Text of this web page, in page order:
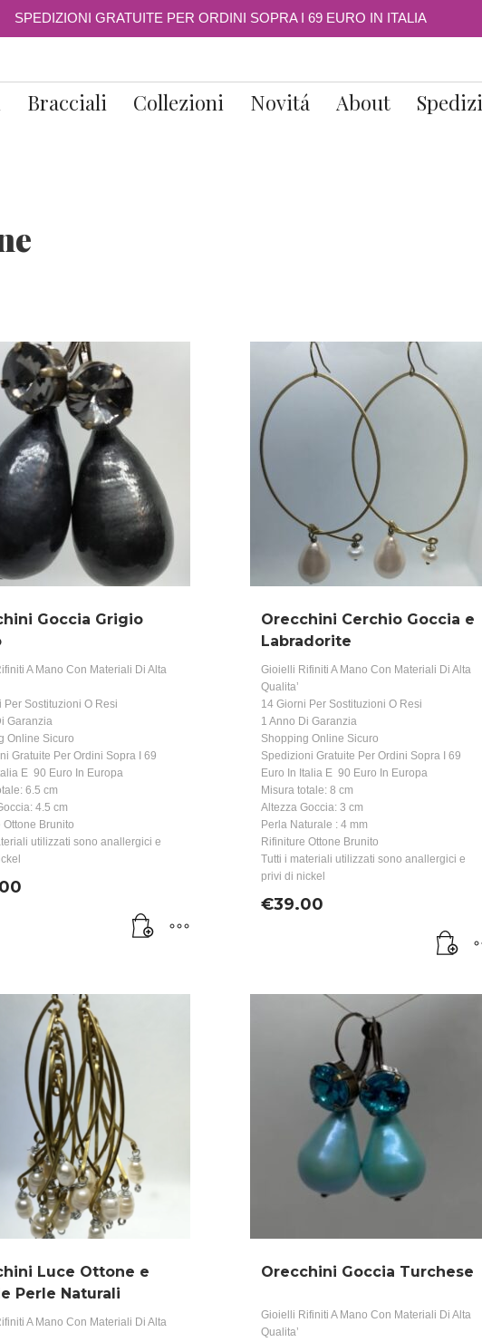
SPEDIZIONI GRATUITE PER ORDINI SOPRA I 69 EURO IN ITALIA
Bracciali Collezioni Novitá About
Goccia Grigio
A Mano Con Materiali Di Alta
Per Sostituzioni O Resi
Garanzia
Online Sicuro
Gratuite Per Ordini Sopra I 69
E 90 Euro In Europa
6.5 cm
4.5 cm
Ottone Brunito
utilizzati sono anallergici e
Orecchini Cerchio Goccia e
Labradorite
Gioielli Rifiniti A Mano Con Materiali Di Alta
Qualita’
14 Giorni Per Sostituzioni O Resi
1 Anno Di Garanzia
Shopping Online Sicuro
Spedizioni Gratuite Per Ordini Sopra I 69
Euro In Italia E 90 Euro In Europa
Misura totale: 8 cm
Altezza Goccia: 3 cm
Perla Naturale : 4 mm
Rifiniture Ottone Brunito
Tutti i materiali utilizzati sono anallergici e
privi di nickel
€39.00
Luce Ottone e
Perle Naturali
A Mano Con Materiali Di Alta
Orecchini Goccia Turchese
Gioielli Rifiniti A Mano Con Materiali Di Alta
Qualita’